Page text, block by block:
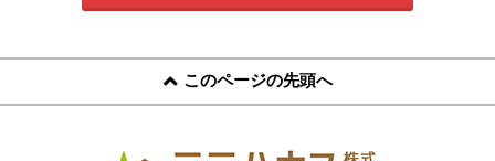
このページの先頭へ